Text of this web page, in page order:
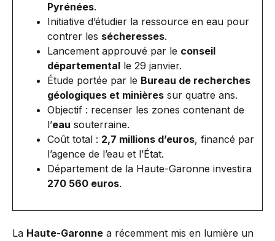
Pyrénées.
Initiative d’étudier la ressource en eau pour
contrer les sécheresses.
Lancement approuvé par le conseil
départemental le 29 janvier.
Étude portée par le Bureau de recherches
géologiques et minières sur quatre ans.
Objectif : recenser les zones contenant de
l’eau souterraine.
Coût total : 2,7 millions d’euros, financé par
l’agence de l’eau et l’État.
Département de la Haute-Garonne investira
270 560 euros.
La Haute-Garonne a récemment mis en lumière un